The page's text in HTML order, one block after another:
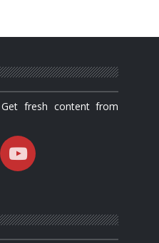
fresh content from